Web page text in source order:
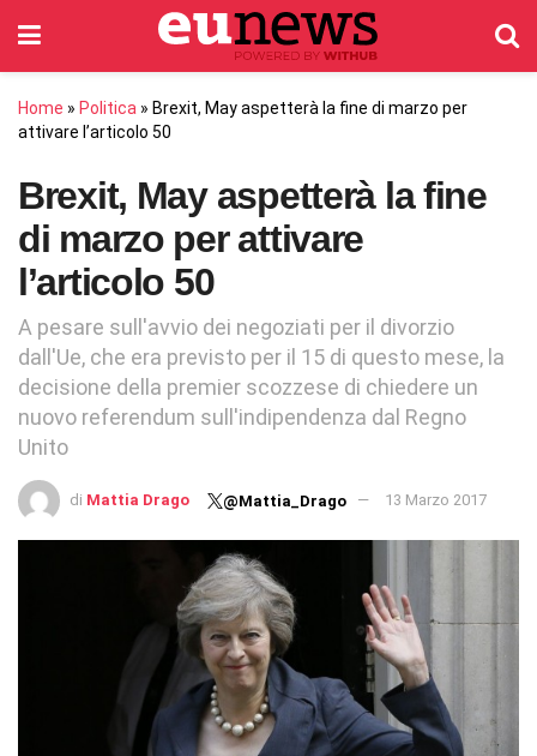
Home » Politica » Brexit, May aspetterà la fine di marzo per
attivare l’articolo 50
Brexit, May aspetterà la fine
di marzo per attivare
l’articolo 50
A pesare sull'avvio dei negoziati per il divorzio
dall'Ue, che era previsto per il 15 di questo mese, la
decisione della premier scozzese di chiedere un
nuovo referendum sull'indipendenza dal Regno
Unito
di Mattia Drago @Mattia_Drago 13 Marzo 2017